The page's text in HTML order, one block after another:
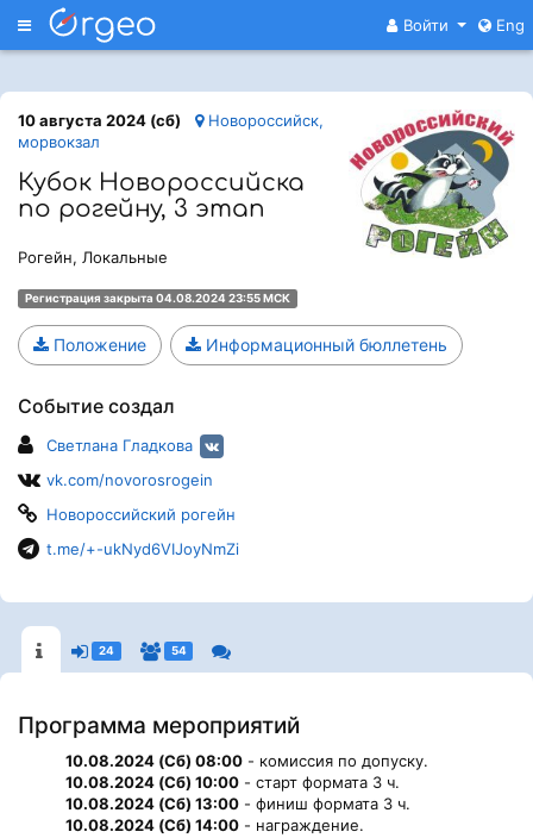
Меню Войти Eng
10 августа 2024 (сб)
Новороссийск,
морвокзал
Кубок Новороссийска
по рогейну, 3 этап
Рогейн, Локальные
Регистрация закрыта 04.08.2024 23:55 МСК
Положение Информационный бюллетень
Событие создал
Светлана Гладкова
vk.com/novorosrogein
Новороссийский рогейн
t.me/+-ukNyd6VIJoyNmZi
24 54
Программа мероприятий
10.08.2024 (Сб) 08:00 - комиссия по допуску.
10.08.2024 (Сб) 10:00 - старт формата 3 ч.
10.08.2024 (Сб) 13:00 - финиш формата 3 ч.
10.08.2024 (Сб) 14:00 - награждение.